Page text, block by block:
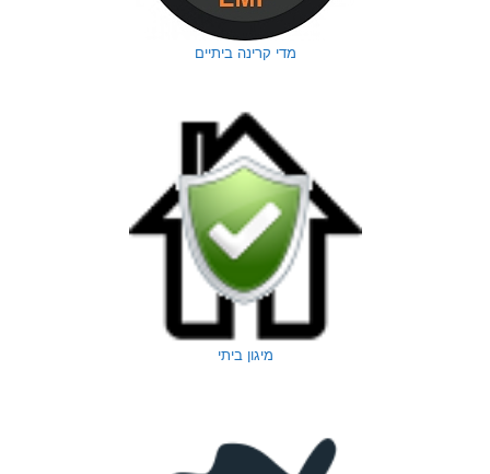
מדי קרינה ביתיים